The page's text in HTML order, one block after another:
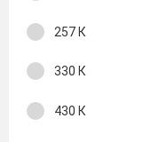
257 К
330 К
430 К